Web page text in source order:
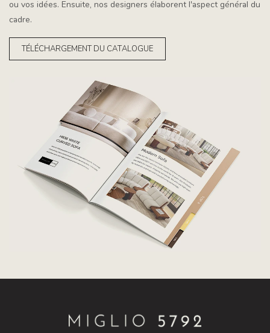
ou vos idées. Ensuite, nos designers élaborent l'aspect général du
cadre.
TÉLÉCHARGEMENT DU CATALOGUE